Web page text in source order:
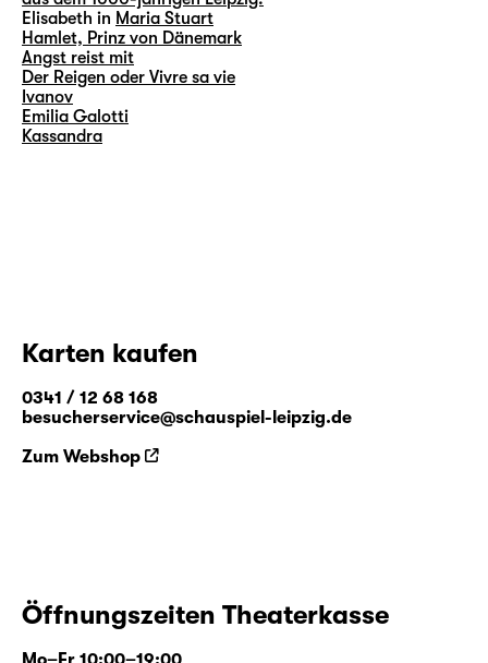
Elisabeth in Maria Stuart
Hamlet, Prinz von Dänemark
Angst reist mit
Der Reigen oder Vivre sa vie
Ivanov
Emilia Galotti
Kassandra
Karten kaufen
0341 / 12 68 168
besucherservice@schauspiel-leipzig.de
Zum Webshop
Öffnungszeiten Theaterkasse